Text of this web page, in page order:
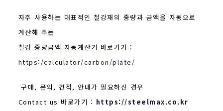
자주 사용하는 대표적인 철강재의 중량과 금액을 자동으로
계산해 주는
철강 중량금액 자동계산기 바로가기 :
https:/calculator/carbon/plate/
구매, 문의, 견적, 안내가 필요하신 경우
Contact us 바로가기 : https://steelmax.co.kr